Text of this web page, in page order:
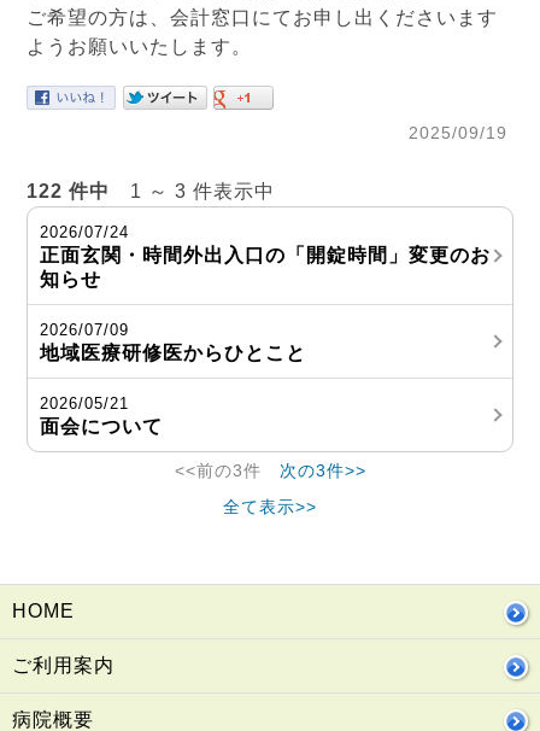
ご希望の方は、会計窓口にてお申し出くださいます
ようお願いいたします。
2025/09/19
122 件中 1 ～ 3 件表示中
2026/07/24
正面玄関・時間外出入口の「開錠時間」変更のお
知らせ
2026/07/09
地域医療研修医からひとこと
2026/05/21
面会について
<<前の3件 次の3件>>
全て表示>>
HOME
ご利用案内
病院概要